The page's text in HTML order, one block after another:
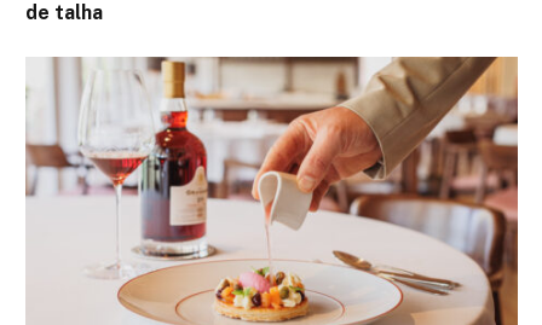
de talha